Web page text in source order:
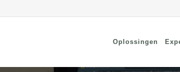
Oplossingen